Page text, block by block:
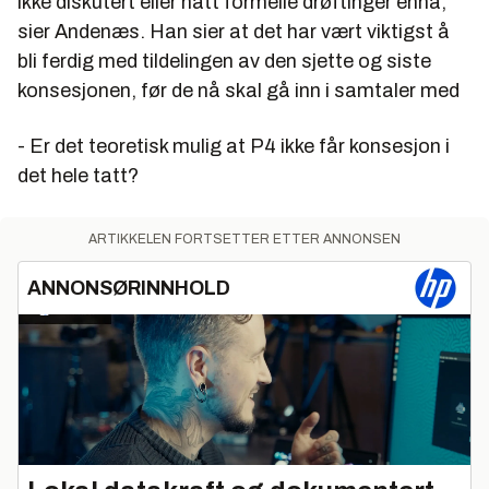
sier Andenæs. Han sier at det har vært viktigst å
bli ferdig med tildelingen av den sjette og siste
konsesjonen, før de nå skal gå inn i samtaler med
- Er det teoretisk mulig at P4 ikke får konsesjon i
det hele tatt?
ARTIKKELEN FORTSETTER ETTER ANNONSEN
ANNONSØRINNHOLD